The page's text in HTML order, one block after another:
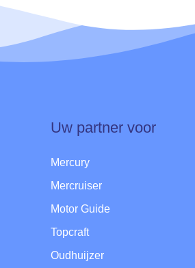
Uw partner voor
Mercury
Mercruiser
Motor Guide
Topcraft
Oudhuijzer